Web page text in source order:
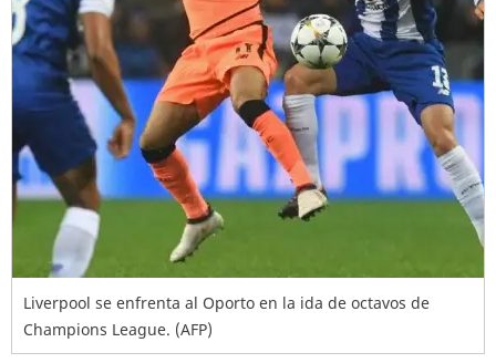
Liverpool se enfrenta al Oporto en la ida de octavos de
Champions League. (AFP)